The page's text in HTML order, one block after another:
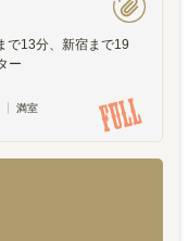
で13分、新宿まで19
ー
満室